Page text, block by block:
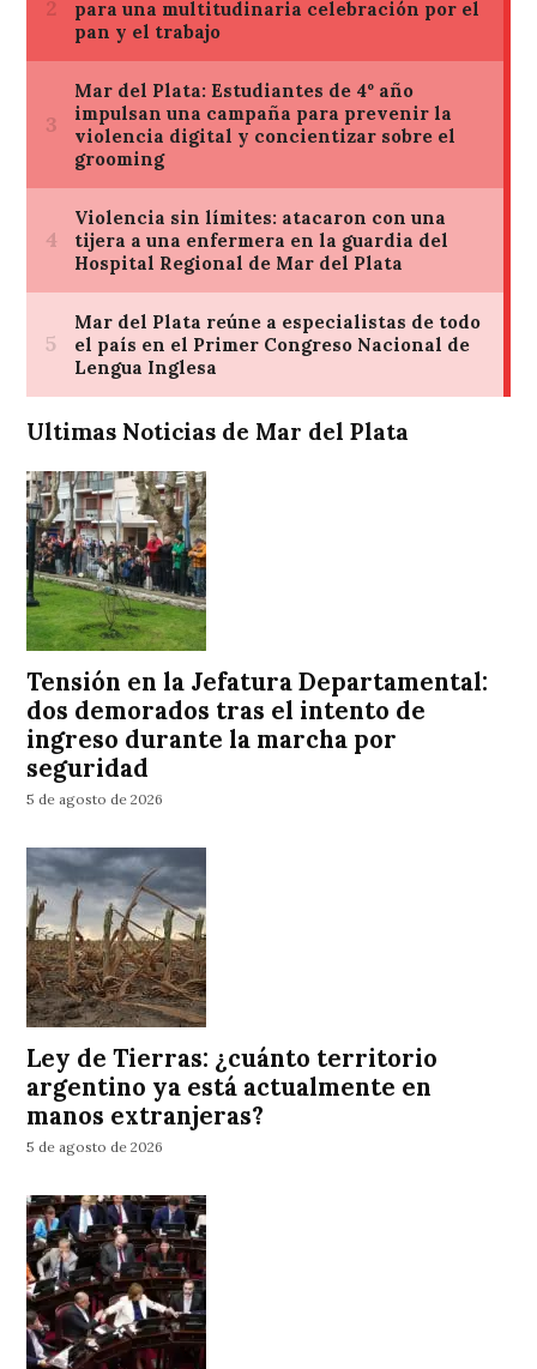
Ultimas Noticias de Mar del Plata
Tensión en la Jefatura Departamental:
dos demorados tras el intento de
ingreso durante la marcha por
seguridad
5 de agosto de 2026
Ley de Tierras: ¿cuánto territorio
argentino ya está actualmente en
manos extranjeras?
5 de agosto de 2026